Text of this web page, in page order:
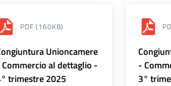
PDF (160KB)
Unioncamere
al dettaglio -
trimestre 2025
-
3°